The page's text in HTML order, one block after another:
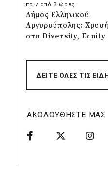
πριν από 3 ώρες
Δήμος Ελληνικού-
Αργυρούπολης: Χρυσή
στα Diversity, Equity
240 αντικείμενα
απομακρύνθηκαν από
Δήμος Θεσσαλονίκης:
για πιθανή
ξεραμένα δέντρα στην
ΔΕΙΤΕ ΟΛΕΣ ΤΙΣ
ΑΚΟΛΟΥΘΗΣΤΕ ΜΑΣ